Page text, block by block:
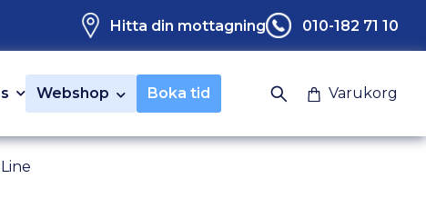
Hitta din mottagning 010-182 71 10
Webshop Boka tid Varukorg